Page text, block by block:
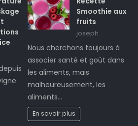
Smoothie aux
fruits
joseph
Nous cherchons toujours à
associer santé et goût dans
les aliments, mais
malheureusement, les
aliments…
En savoir plus